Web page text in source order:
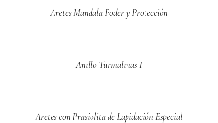
Aretes Mandala Poder y Protección‎
Anillo Turmalinas I
Aretes con Prasiolita de Lapidación Especial